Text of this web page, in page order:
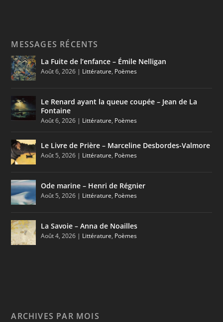
MESSAGES RÉCENTS
La Fuite de l’enfance – Émile Nelligan
Août 6, 2026 | Littérature, Poèmes
Le Renard ayant la queue coupée – Jean de La
Fontaine
Août 6, 2026 | Littérature, Poèmes
Le Livre de Prière – Marceline Desbordes-Valmore
Août 5, 2026 | Littérature, Poèmes
Ode marine – Henri de Régnier
Août 5, 2026 | Littérature, Poèmes
La Savoie – Anna de Noailles
Août 4, 2026 | Littérature, Poèmes
ARCHIVES PAR MOIS